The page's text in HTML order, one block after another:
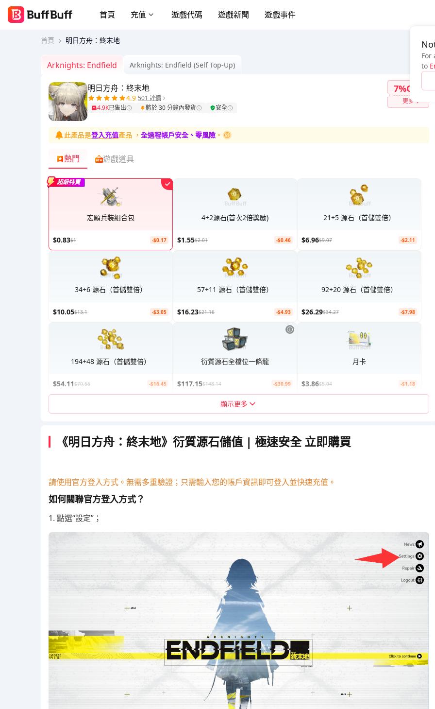
首頁 充值 遊戲代碼 遊戲新聞 遊戲事件
首頁 明日方舟：終末地
Arknights: Endfield Arknights: Endfield (Self Top-Up)
明日方舟：終末地
4.9 501 評價
4.9K已售出 將於 30 分鐘內發貨 安全
7%OFF
更多
此產品是登入充值產品 ， 全過程帳戶安全、零風險 。
熱門 遊戲道具
宏願兵裝組合包
$0.83$1 -$0.17
超級特賣
4+2源石(首次2倍獎勵)
$1.55$2.01 -$0.46
21+5 源石（首儲雙倍）
$6.96$9.07 -$2.11
34+6 源石（首儲雙倍）
$10.05$13.1 -$3.05
57+11 源石（首儲雙倍）
$16.23$21.16 -$4.93
92+20 源石（首儲雙倍）
$26.29$34.27 -$7.98
194+48 源石（首儲雙倍）
$54.11$70.56 -$16.45
衍質源石全檔位一條龍
$117.15$148.14 -$30.99
月卡
$3.86$5.04 -$1.18
顯示更多
《明日方舟：終末地》衍質源石儲值 | 極速安全 立即購買
請使用官方登入方式。無需多重驗證；只需輸入您的帳戶資訊即可登入並快速充值。
如何關聯官方登入方式？
1. 點選“設定”；
For
to